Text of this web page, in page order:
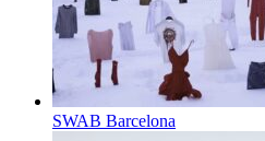
SWAB Barcelona